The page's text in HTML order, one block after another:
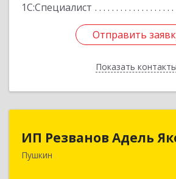
1С:Специалист
Отправить
Показать контакты
Отправить
Назад
ИП Резванов Адель
Пушкин
196602, Санкт-Петербург г,